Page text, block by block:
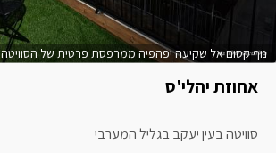
אחוזת יהלי'ס
סוויטה בעין יעקב בגליל המערבי
נוף קסום אל שקיעה יפהפיה ממרפסת פרטית של הסוויטה